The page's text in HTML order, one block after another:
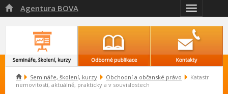
Přepnout
navigaci
 Agentura BOVA
 Semináře, školení, kurzy Obchodní a občanské právo
Katastr
nemovitostí, aktuálně, prakticky a v souvislostech